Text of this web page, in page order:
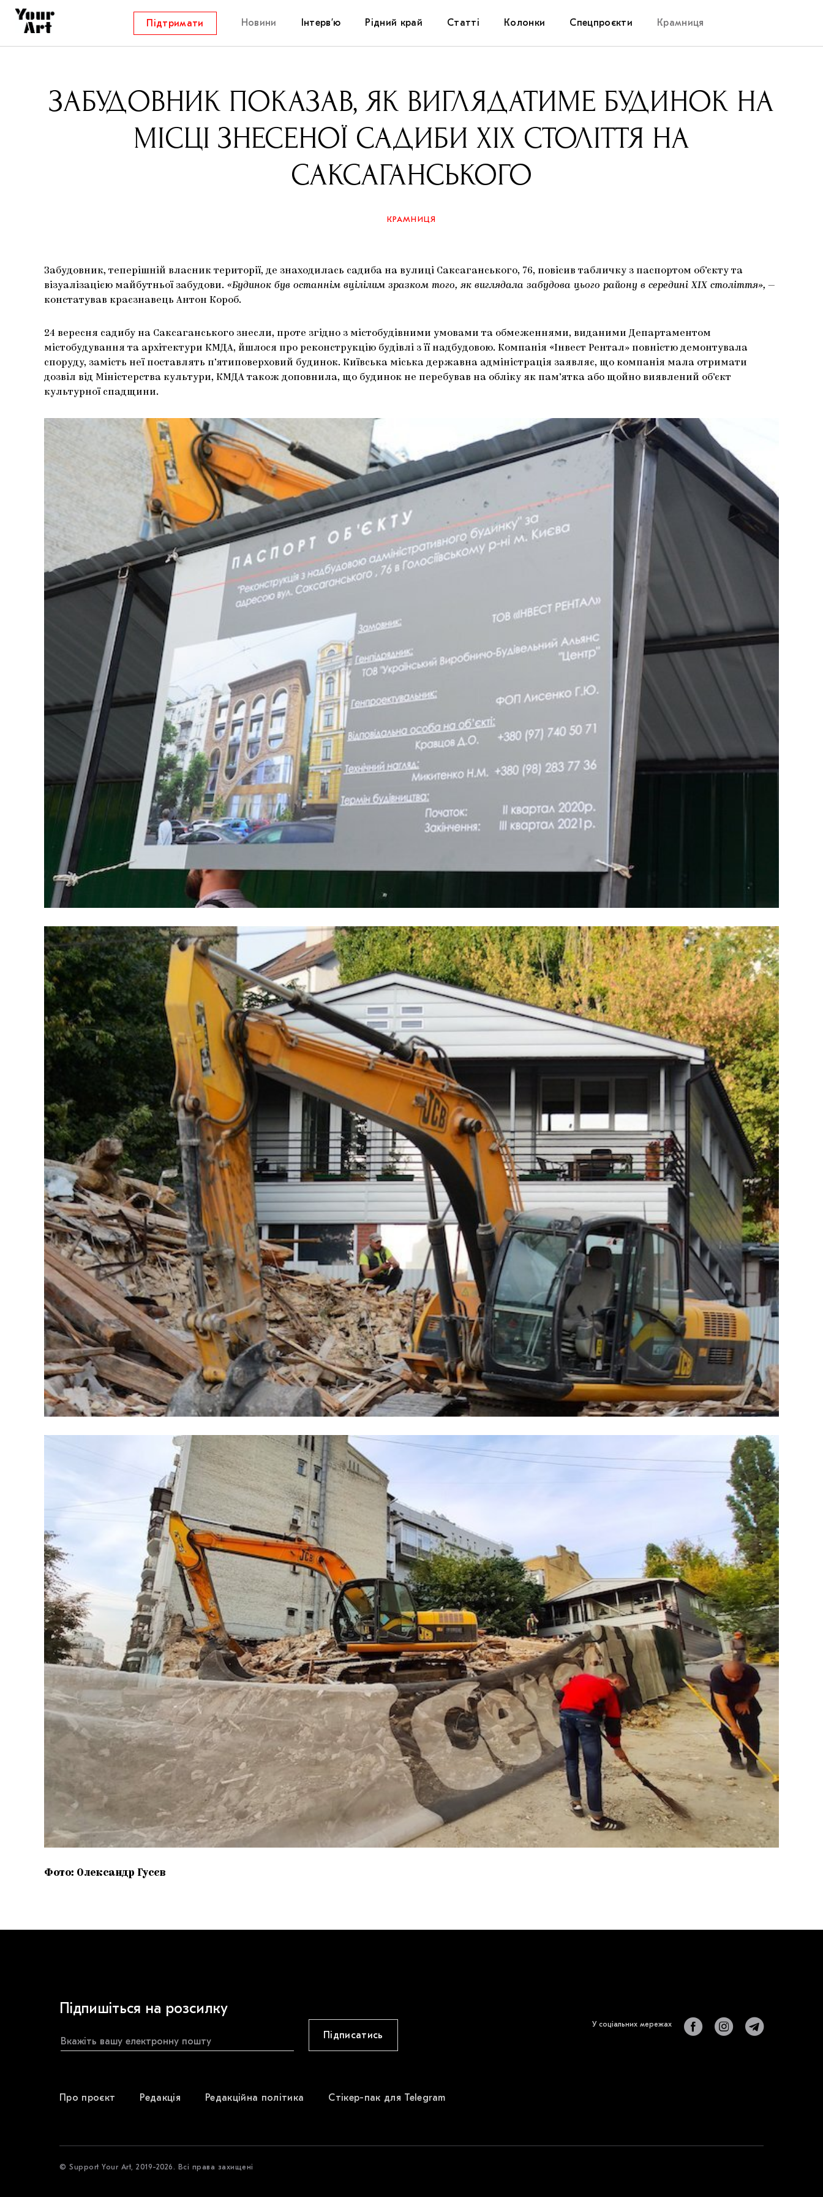
Підтримати Новини Інтерв’ю
Куратори
Архітектура
Музика
Рідний край
Самоорганізації
Освіта
Музеї
Артцентри
Статті
Коментарі
Історії
Конспекти
Колонки Спецпроєкти
Запалення
Як підтримувати українське мистецтво
Крамниця
ЗАБУДОВНИК ПОКАЗАВ, ЯК ВИГЛЯДАТИМЕ БУДИНОК НА
МІСЦІ ЗНЕСЕНОЇ САДИБИ ХІХ СТОЛІТТЯ НА
САКСАГАНСЬКОГО
КРАМНИЦЯ
Забудовник, теперішній власник території, де знаходилась садиба на вулиці Саксаганського, 76, повісив табличку з паспортом об’єкту та
візуалізацією майбутньої забудови. «Будинок був останнім вцілілим зразком того, як виглядала забудова цього району в середині XIX століття», —
констатував краєзнавець Антон Короб.
24 вересня садибу на Саксаганського знесли, проте згідно з містобудівними умовами та обмеженнями, виданими Департаментом
містобудування та архітектури КМДА, йшлося про реконструкцію будівлі з її надбудовою. Компанія «Інвест Рентал» повністю демонтувала
споруду, замість неї поставлять п’ятиповерховий будинок. Київська міська державна адміністрація заявляє, що компанія мала отримати
дозвіл від Міністерства культури, КМДА також доповнила, що будинок не перебував на обліку як пам’ятка або щойно виявлений об’єкт
культурної спадщини.
Фото: Олександр Гусєв
Підпишіться на розсилку
Підписатись
Про проєкт Редакція Редакційна політика Стікер-пак для Telegram
У соціальних мережах
© Support Your Art, 2019-2026. Всі права захищені